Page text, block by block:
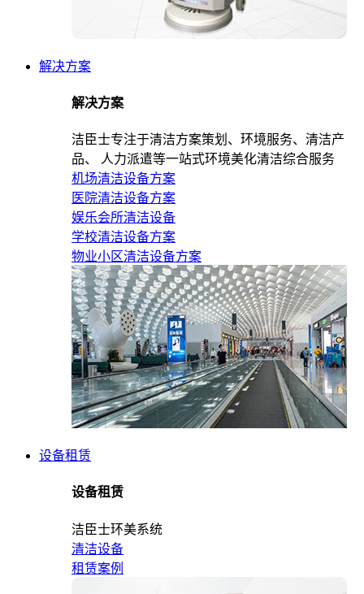
解决方案
解决方案
洁臣士专注于清洁方案策划、环境服务、清洁产
品、 人力派遣等一站式环境美化清洁综合服务
机场清洁设备方案
医院清洁设备方案
娱乐会所清洁设备
学校清洁设备方案
物业小区清洁设备方案
设备租赁
设备租赁
洁臣士环美系统
清洁设备
租赁案例